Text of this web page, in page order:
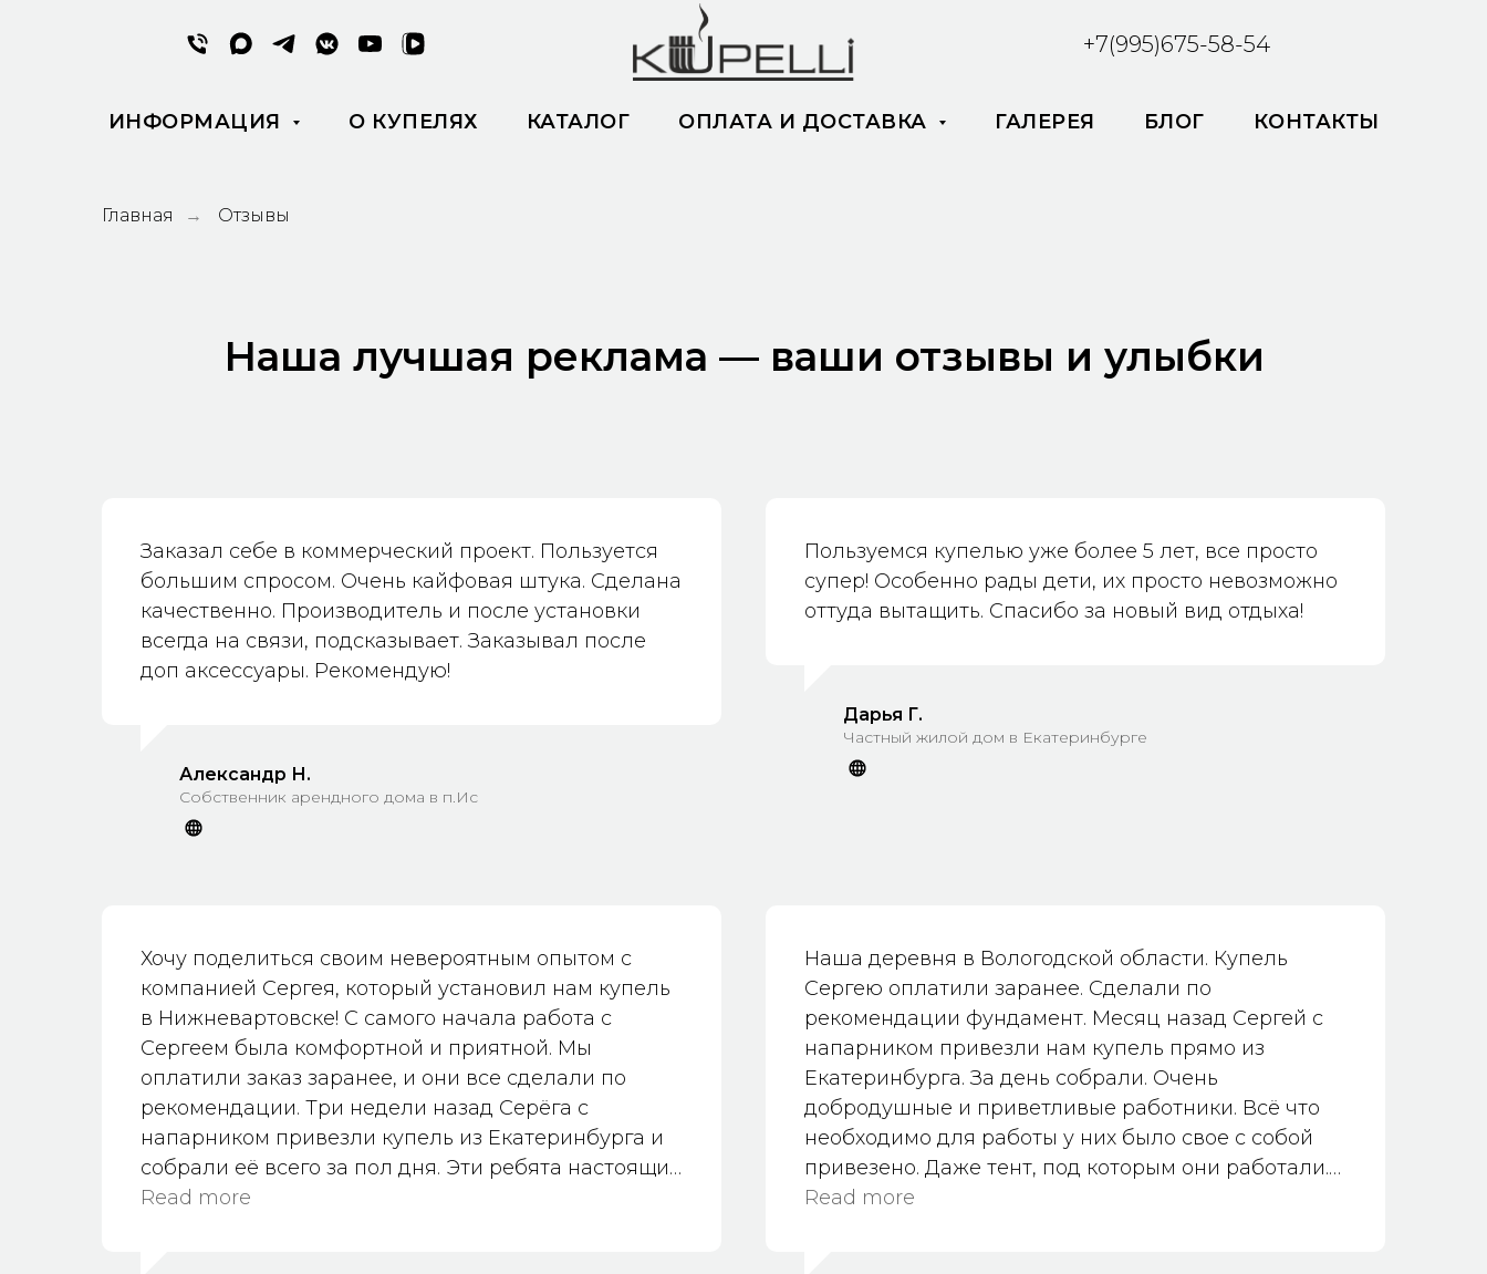
+7(995)675-58-54
ИНФОРМАЦИЯ О КУПЕЛЯХ КАТАЛОГ ОПЛАТА И ДОСТАВКА ГАЛЕРЕЯ БЛОГ КОНТАКТЫ
Главная → Отзывы
Наша лучшая реклама — ваши отзывы и улыбки
Заказал себе в коммерческий проект. Пользуется
большим спросом. Очень кайфовая штука. Сделана
качественно. Производитель и после установки
всегда на связи, подсказывает. Заказывал после
доп аксессуары. Рекомендую!
Александр Н.
Собственник арендного дома в п.Ис
Пользуемся купелью уже более 5 лет, все просто
супер! Особенно рады дети, их просто невозможно
оттуда вытащить. Спасибо за новый вид отдыха!
Дарья Г.
Частный жилой дом в Екатеринбурге
Хочу поделиться своим невероятным опытом с
компанией Сергея, который установил нам купель
в Нижневартовске! С самого начала работа с
Сергеем была комфортной и приятной. Мы
оплатили заказ заранее, и они все сделали по
рекомендации. Три недели назад Серёга с
напарником привезли купель из Екатеринбурга и
собрали её всего за пол дня. Эти ребята настоящие
профессионалы — всё необходимое у них было с
Read more
Наша деревня в Вологодской области. Купель
Сергею оплатили заранее. Сделали по
рекомендации фундамент. Месяц назад Сергей с
напарником привезли нам купель прямо из
Екатеринбурга. За день собрали. Очень
добродушные и приветливые работники. Всё что
необходимо для работы у них было свое с собой
привезено. Даже тент, под которым они работали.
Мы купель как следует смочили. Совсем не
Read more